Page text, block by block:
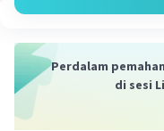
Perdalam
di sesi